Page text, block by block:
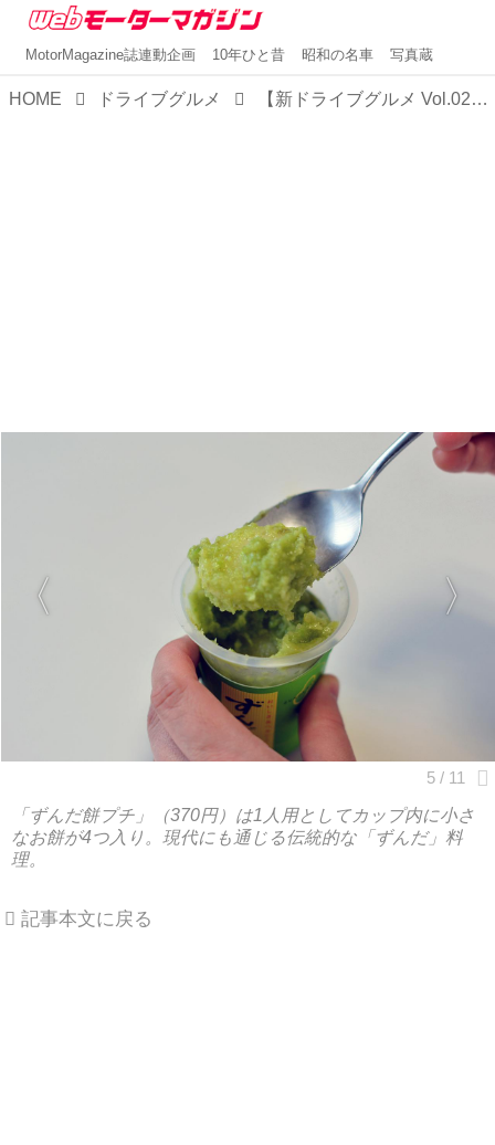
MotorMagazine誌連動企画 10年ひと昔 昭和の名車 写真蔵
HOME ドライブグルメ 【新ドライブグルメ Vol.02】東北道・羽生PA（下り）のテイクアウトメニューとおみやげ
「ずんだ餅プチ」（370円）は1人用としてカップ内に小さ
なお餅が4つ入り。現代にも通じる伝統的な「ずんだ」料
理。
記事本文に戻る